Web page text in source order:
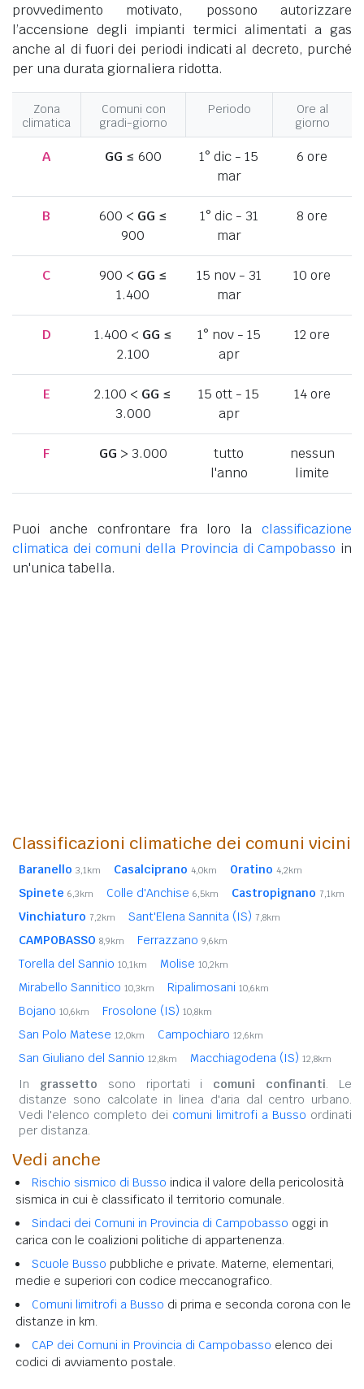
provvedimento motivato, possono autorizzare
l’accensione degli impianti termici alimentati a gas
anche al di fuori dei periodi indicati al decreto, purché
per una durata giornaliera ridotta.
Zona
climatica
Comuni con
gradi-giorno
Periodo
Ore al
giorno
A GG ≤ 600
1° dic - 15
mar
6 ore
B 600 < GG ≤
900
1° dic - 31
mar
8 ore
C 900 < GG ≤
1.400
15 nov - 31
mar
10 ore
D 1.400 < GG ≤
2.100
1° nov - 15
apr
12 ore
E 2.100 < GG ≤
3.000
15 ott - 15
apr
14 ore
F GG > 3.000
tutto
l'anno
nessun
limite
Puoi anche confrontare fra loro la classificazione
climatica dei comuni della Provincia di Campobasso in
un'unica tabella.
Classificazioni climatiche dei comuni vicini
Baranello 3,1km Casalciprano 4,0km Oratino 4,2km
Spinete 6,3km Colle d'Anchise 6,5km Castropignano 7,1km
Vinchiaturo 7,2km Sant'Elena Sannita (IS) 7,8km
CAMPOBASSO 8,9km Ferrazzano 9,6km
Torella del Sannio 10,1km Molise 10,2km
Mirabello Sannitico 10,3km Ripalimosani 10,6km
Bojano 10,6km Frosolone (IS) 10,8km
San Polo Matese 12,0km Campochiaro 12,6km
San Giuliano del Sannio 12,8km Macchiagodena (IS) 12,8km
In grassetto sono riportati i comuni confinanti. Le
distanze sono calcolate in linea d'aria dal centro urbano.
Vedi l'elenco completo dei comuni limitrofi a Busso ordinati
per distanza.
Vedi anche
Rischio sismico di Busso indica il valore della pericolosità
sismica in cui è classificato il territorio comunale.
Sindaci dei Comuni in Provincia di Campobasso oggi in
carica con le coalizioni politiche di appartenenza.
Scuole Busso pubbliche e private. Materne, elementari,
medie e superiori con codice meccanografico.
Comuni limitrofi a Busso di prima e seconda corona con le
distanze in km.
CAP dei Comuni in Provincia di Campobasso elenco dei
codici di avviamento postale.